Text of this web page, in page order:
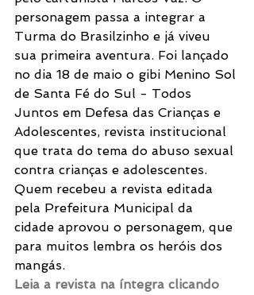
personagem passa a integrar a
Turma do Brasilzinho e já viveu
sua primeira aventura. Foi lançado
no dia 18 de maio o gibi Menino Sol
de Santa Fé do Sul - Todos
Juntos em Defesa das Crianças e
Adolescentes, revista institucional
que trata do tema do abuso sexual
contra crianças e adolescentes.
Quem recebeu a revista editada
pela Prefeitura Municipal da
cidade aprovou o personagem, que
para muitos lembra os heróis dos
mangás.
Leia a revista na íntegra clicando